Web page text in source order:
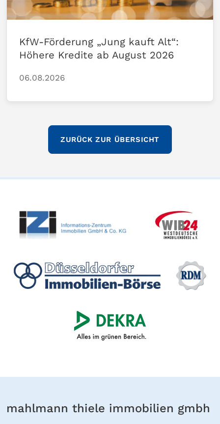
KfW-Förderung „Jung kauft Alt“:
Höhere Kredite ab August 2026
06.08.2026
ZURÜCK ZUR ÜBERSICHT
mahlmann thiele immobilien gmbh